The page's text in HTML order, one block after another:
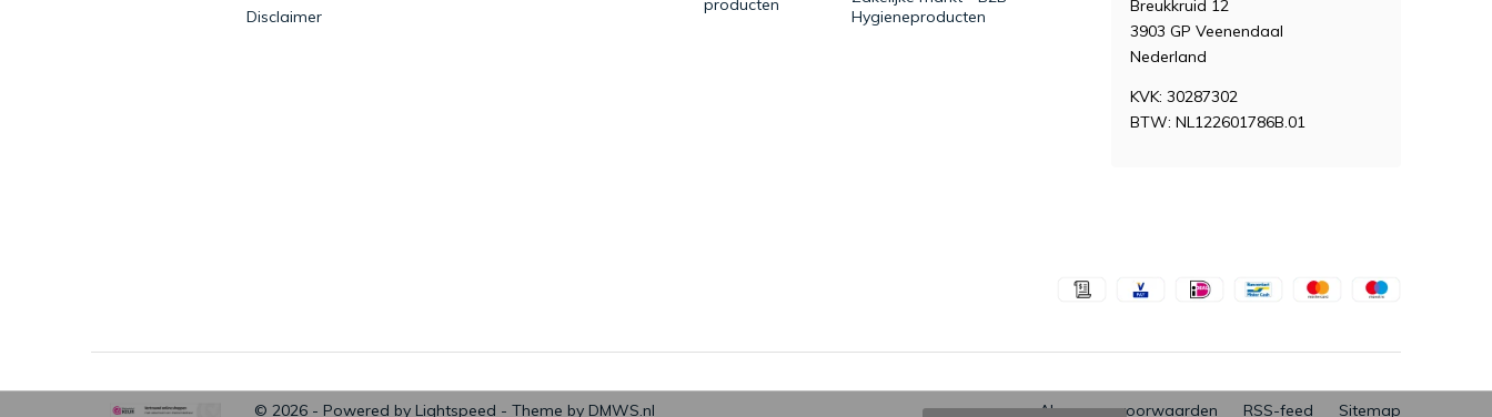
Disclaimer
producten
Hygieneproducten
Breukkruid 12
3903 GP Veenendaal
Nederland
KVK: 30287302
BTW: NL122601786B.01
© 2026 - Powered by Lightspeed - Theme by DMWS.nl Algemene voorwaarden RSS-feed Sitemap